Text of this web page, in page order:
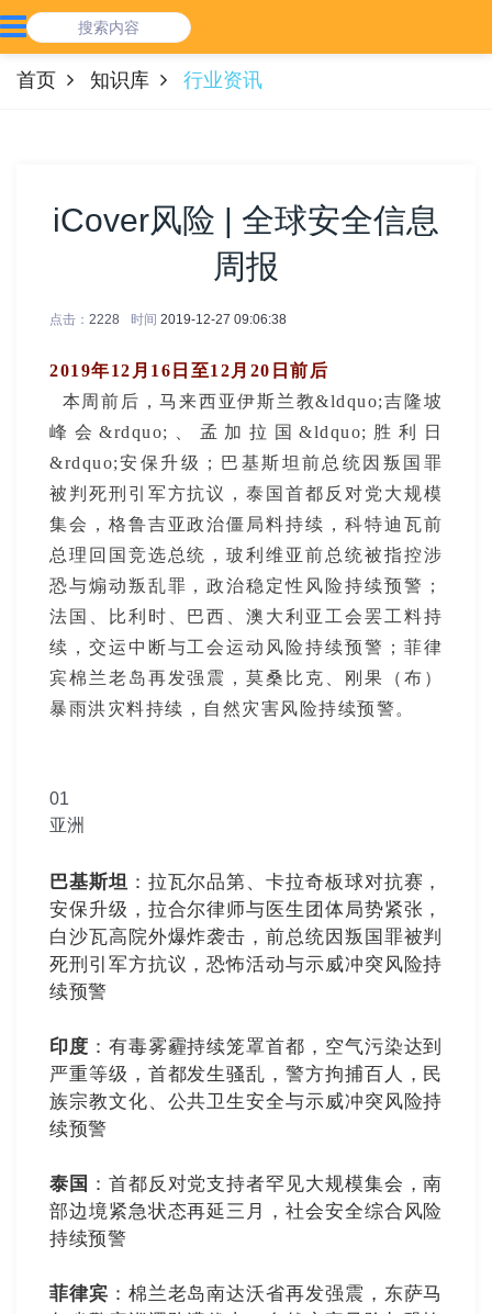
首页 知识库 行业资讯
iCover风险 | 全球安全信息
周报
点击： 2228 时间 2019-12-27 09:06:38
2019年12月16日至12月20日前后
本周前后，马来西亚伊斯兰教&ldquo;吉隆坡
峰会&rdquo;、孟加拉国&ldquo;胜利日
&rdquo;安保升级；巴基斯坦前总统因叛国罪
被判死刑引军方抗议，泰国首都反对党大规模
集会，格鲁吉亚政治僵局料持续，科特迪瓦前
总理回国竞选总统，玻利维亚前总统被指控涉
恐与煽动叛乱罪，政治稳定性风险持续预警；
法国、比利时、巴西、澳大利亚工会罢工料持
续，交运中断与工会运动风险持续预警；菲律
宾棉兰老岛再发强震，莫桑比克、刚果（布）
暴雨洪灾料持续，自然灾害风险持续预警。
01
亚洲
巴基斯坦 ：拉瓦尔品第、卡拉奇板球对抗赛，
安保升级，拉合尔律师与医生团体局势紧张，
白沙瓦高院外爆炸袭击，前总统因叛国罪被判
死刑引军方抗议，恐怖活动与示威冲突风险持
续预警
印度 ：有毒雾霾持续笼罩首都，空气污染达到
严重等级，首都发生骚乱，警方拘捕百人，民
族宗教文化、公共卫生安全与示威冲突风险持
续预警
泰国 ：首都反对党支持者罕见大规模集会，南
部边境紧急状态再延三月，社会安全综合风险
持续预警
菲律宾 ：棉兰老岛南达沃省再发强震，东萨马